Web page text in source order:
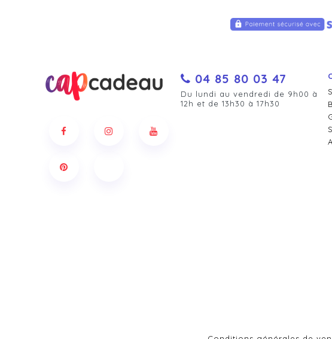
04 85 80 03 47
Du lundi au vendredi de 9h00 à
12h et de 13h30 à 17h30